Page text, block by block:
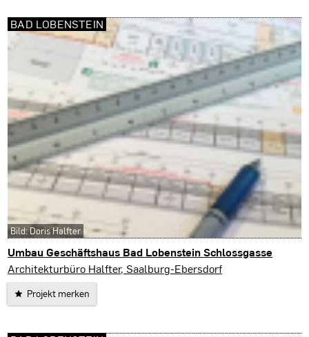
Umbau Geschäftshaus Bad Lobenstein Schlossgasse
Bad Lobenstein
Architekturbüro Halfter, Saalburg-Ebersdorf
Projekt merken
BAD LOBENSTEIN
Bild: Doris Halfter